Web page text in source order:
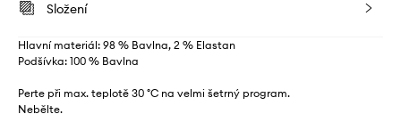
Složení
Hlavní materiál: 98 % Bavlna, 2 % Elastan
Podšívka: 100 % Bavlna
Perte při max. teplotě 30 °C na velmi šetrný program.
Nebělte.